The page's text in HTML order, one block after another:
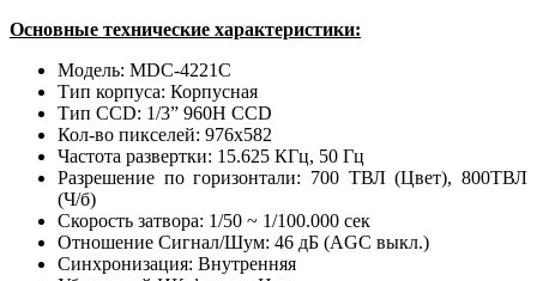
Основные технические характеристики:
Модель: MDC-4221С
Тип корпуса: Корпусная
Тип CCD: 1/3” 960H CCD
Кол-во пикселей: 976x582
Частота развертки: 15.625 КГц, 50 Гц
Разрешение по горизонтали: 700 ТВЛ (Цвет), 800ТВЛ
(Ч/б)
Скорость затвора: 1/50 ~ 1/100.000 сек
Отношение Сигнал/Шум: 46 дБ (AGC выкл.)
Синхронизация: Внутренняя